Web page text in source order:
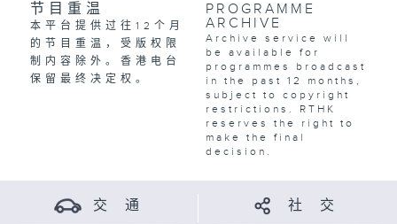
节目重温
本平台提供过往12个月
的节目重温，受版权限
制内容除外。香港电台
保留最终决定权。
PROGRAMME
ARCHIVE
Archive service will
be available for
programmes broadcast
in the past 12 months,
subject to copyright
restrictions. RTHK
reserves the right to
make the final
decision.
交 通 社 交